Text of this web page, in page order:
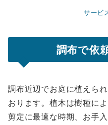
サービ
調布で依
調布近辺でお庭に植えら
おります。植木は樹種に
剪定に最適な時期、お手